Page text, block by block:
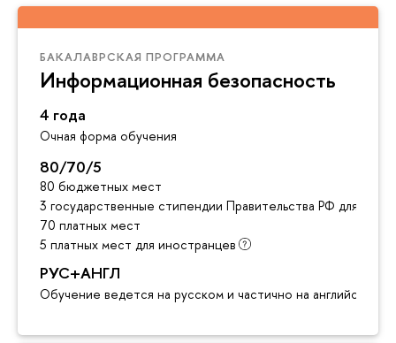
БАКАЛАВРСКАЯ ПРОГРАММА
Информационная безопасность
4 года
Очная форма обучения
80/70/5
80 бюджетных мест
3 государственные стипендии Правительства РФ для
70 платных мест
5 платных мест для иностранцев
РУС+АНГЛ
Обучение ведется на русском и частично на английском